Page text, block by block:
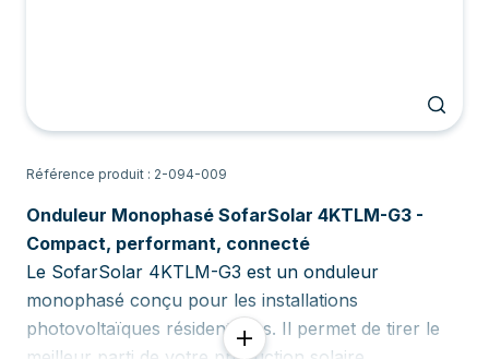
Référence produit : 2-094-009
Onduleur Monophasé SofarSolar 4KTLM-G3 -
Compact, performant, connecté
Le SofarSolar 4KTLM-G3 est un onduleur
monophasé conçu pour les installations
photovoltaïques résidentielles. Il permet de tirer le